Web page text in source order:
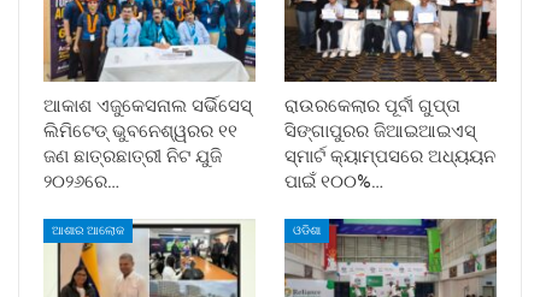
ଆକାଶ ଏଜୁକେସନାଲ ସର୍ଭିସେସ୍
ଲିମିଟେଡ୍ ଭୁବନେଶ୍ୱରର ୧୧
ଜଣ ଛାତ୍ରଛାତ୍ରୀ ନିଟ ଯୁଜି
୨୦୨୬ରେ…
ରାଉରକେଲାର ପୂର୍ବୀ ଗୁପ୍ତା
ସିଙ୍ଗାପୁରର ଜିଆଇଆଇଏସ୍
ସ୍ମାର୍ଟ କ୍ୟାମ୍ପସରେ ଅଧ୍ୟୟନ
ପାଇଁ ୧୦୦%…
ଆଶାର ଆଲୋକ ଓଡିଶା